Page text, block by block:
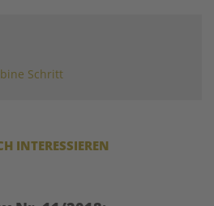
Schritt
INTERESSIEREN